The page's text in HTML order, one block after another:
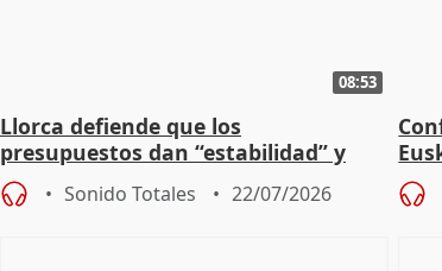
08:53
Llorca defiende que los
presupuestos dan “estabilidad” y
dice que no ha hablado con Feijóo
Sonido Totales 22/07/2026
con